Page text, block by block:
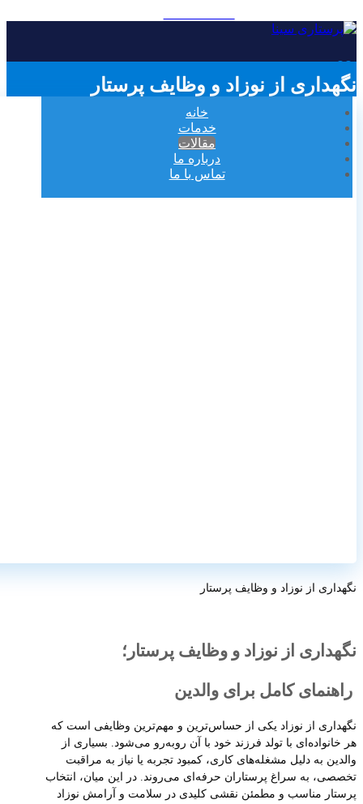
خانه
خدمات
مقالات
درباره ما
تماس با ما
نگهداری از نوزاد و وظایف پرستار
نگهداری از نوزاد و وظایف پرستار
نگهداری از نوزاد و وظایف پرستار؛
راهنمای کامل برای والدین
نگهداری از نوزاد یکی از حساس‌ترین و مهم‌ترین وظایفی است که
هر خانواده‌ای با تولد فرزند خود با آن روبه‌رو می‌شود. بسیاری از
والدین به دلیل مشغله‌های کاری، کمبود تجربه یا نیاز به مراقبت
تخصصی، به سراغ پرستاران حرفه‌ای می‌روند. در این میان، انتخاب
پرستار مناسب و مطمئن نقشی کلیدی در سلامت و آرامش نوزاد